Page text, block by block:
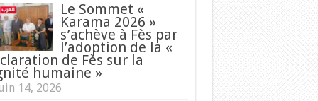
Le Sommet «
Karama 2026 »
s’achève à Fès par
l’adoption de la «
de Fès sur la
humaine »
14, 2026